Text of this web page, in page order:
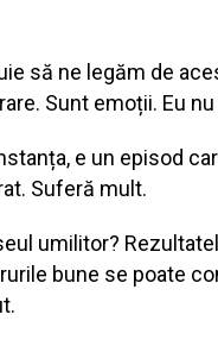
să ne legăm de
Sunt emoții. Eu
e un episod
Suferă mult.
umilitor?
bune se poate